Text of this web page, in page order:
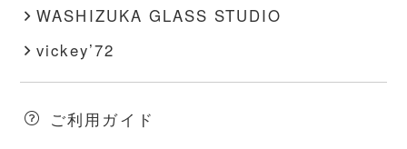
WASHIZUKA GLASS STUDIO
vickey’72
ご利用ガイド